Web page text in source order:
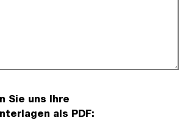
Sie uns Ihre
als PDF: